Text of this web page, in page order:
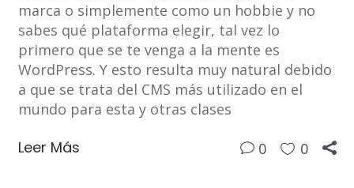
marca o simplemente como un hobbie y no
sabes qué plataforma elegir, tal vez lo
primero que se te venga a la mente es
WordPress. Y esto resulta muy natural debido
a que se trata del CMS más utilizado en el
mundo para esta y otras clases
Leer Más 0 0